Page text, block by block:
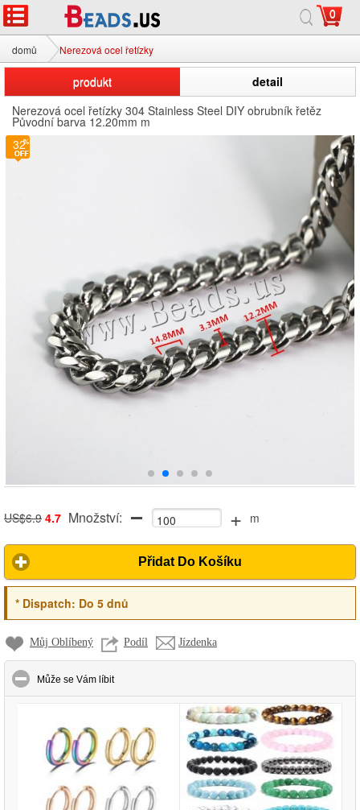
0
domů Nerezová ocel řetízky
produkt
detail
Nerezová ocel řetízky 304 Stainless Steel DIY obrubník řetěz
Původní barva 12.20mm m
32
US$6.9 4.7 Množství: + m
Přidat Do Košíku
*Dispatch: Do 5 dnů
Můj Oblíbený Podíl Jízdenka
Může se Vám líbitclick to collapse contents